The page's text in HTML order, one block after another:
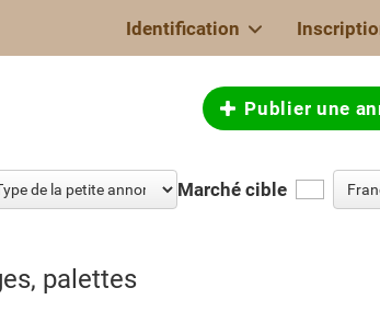
Identification
Publier une
Marché cible
palettes